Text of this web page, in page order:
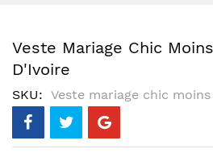
Veste Mariage Chic
D'Ivoire
SKU Veste mariage chic